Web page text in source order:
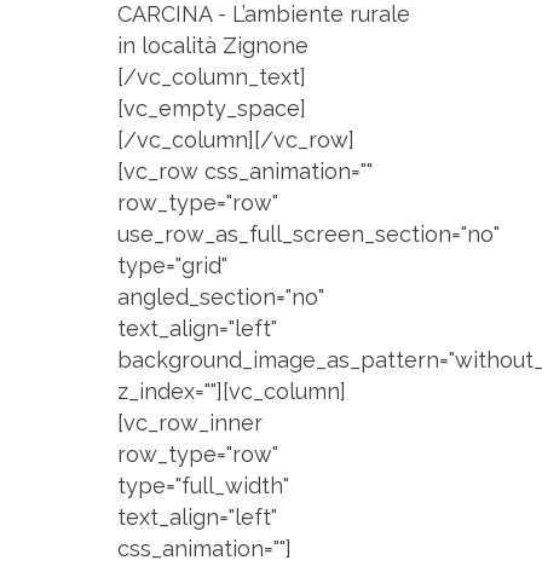
CARCINA - L’ambiente rurale
in località Zignone
[/vc_column_text]
[vc_empty_space]
[/vc_column][/vc_row]
[vc_row css_animation=""
row_type="row"
use_row_as_full_screen_section="no"
type="grid"
angled_section="no"
text_align="left"
z_index=""][vc_column]
[vc_row_inner
row_type="row"
type="full_width"
text_align="left"
css_animation=""]